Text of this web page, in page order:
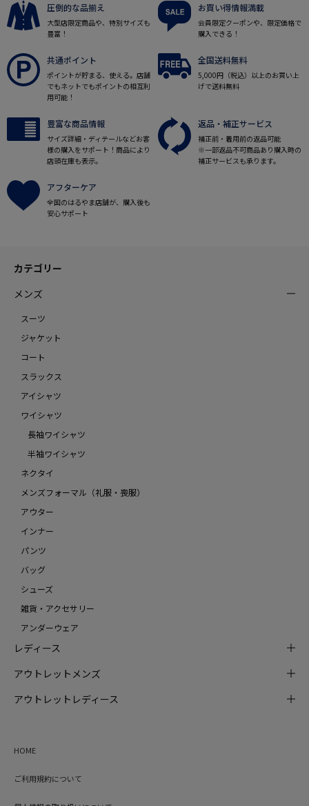
圧倒的な品揃え
大型店限定商品や、特別サイズも
豊富！
お買い得情報満載
会員限定クーポンや、限定価格で
購入できる！
共通ポイント
ポイントが貯まる、使える。店舗
でもネットでもポイントの相互利
用可能！
全国送料無料
5,000円（税込）以上のお買い上
げで送料無料
豊富な商品情報
サイズ詳細・ディテールなどお客
様の購入をサポート！商品により
店頭在庫も表示。
返品・補正サービス
補正前・着用前の返品可能
※一部返品不可商品あり購入時の
補正サービスも承ります。
アフターケア
全国のはるやま店舗が、購入後も
安心サポート
カテゴリー
メンズ
スーツ
ジャケット
コート
スラックス
アイシャツ
ワイシャツ
長袖ワイシャツ
半袖ワイシャツ
ネクタイ
メンズフォーマル（礼服・喪服）
アウター
インナー
パンツ
バッグ
シューズ
雑貨・アクセサリー
アンダーウェア
レディース
アウトレットメンズ
アウトレットレディース
HOME
ご利用規約について